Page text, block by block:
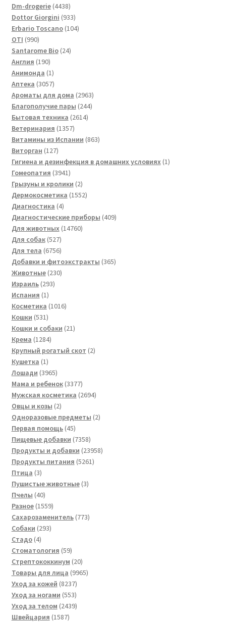
товара
Dm-drogerie 44384438
товаров
Dottor Giorgini 933933
товара
Erbario Toscano 104104
OTI 990990
товаров
Santarome Bio 2424
Англия 190190
товаров
Анимонда 11
товар
Аптека 30573057
товаров
Ароматы для дома 29632963
товара
Благополучие пары 244244
Бытовая техника 26142614
Ветеринария 13571357
товаров
Витамины из Испании 863863
Виторган 127127
товаров
Гигиена и дезинфекция в домашних условиях 11
Гомеопатия 39413941
товар
Грызуны и кролики 22
товара
Дермокосметика 15521552
Диагностика 44
товара
Диагностические приборы 409409
Для животных 1476014760
Для собак 527527
товаров
Для тела 67566756
товаров
Добавки и фитоэкстракты 365365
Животные 230230
Израиль 293293
Испания 11
товар
Косметика 10161016
Кошки 531531
товар
Кошки и собаки 2121
Крема 12841284
товара
Крупный рогатый скот 22
Кушетка 11
товар
Лошади 39653965
товаров
Мама и ребенок 33773377
товаров
Мужская косметика 26942694
Овцы и козы 22
товара
Одноразовые предметы 22
Первая помощь 4545
товаров
Пищевые добавки 73587358
товаров
Продукты и добавки 2395823958
Продукты питания 52615261
Птица 33
товара
Пушистые животные 33
Пчелы 4040
товаров
Разное 15591559
товаров
Сахарозаменитель 773773
Собаки 293293
Стадо 44
товара
Стоматология 5959
товаров
Стрептококкинум 2020
товаров
Товары для лица 99659965
Уход за кожей 82378237
товаров
Уход за ногами 553553
товара
Уход за телом 24392439
Швейцария 15871587